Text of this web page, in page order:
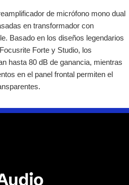
de micrófono mono dual
en transformador con
Basado en los diseños legendarios
Forte y Studio, los
hasta 80 dB de ganancia, mientras
en el panel frontal permiten el